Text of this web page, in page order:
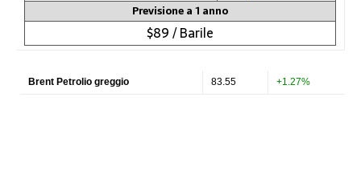
Previsione a 1 anno
$89 / Barile
Brent Petrolio greggio 83.55 +1.27%